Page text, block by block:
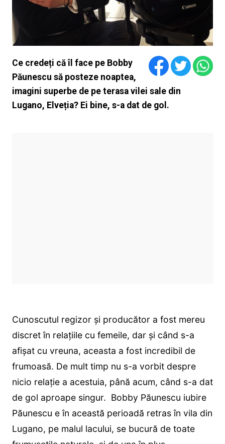
Ce credeți că îl face pe Bobby
Păunescu să posteze noaptea,
imagini superbe de pe terasa vilei sale din
Lugano, Elveția? Ei bine, s-a dat de gol.
Cunoscutul regizor și producător a fost mereu
discret în relațiile cu femeile, dar și când s-a
afișat cu vreuna, aceasta a fost incredibil de
frumoasă. De mult timp nu s-a vorbit despre
nicio relație a acestuia, până acum, când s-a dat
de gol aproape singur. Bobby Păunescu iubire
Păunescu e în această perioadă retras în vila din
Lugano, pe malul lacului, se bucură de toate